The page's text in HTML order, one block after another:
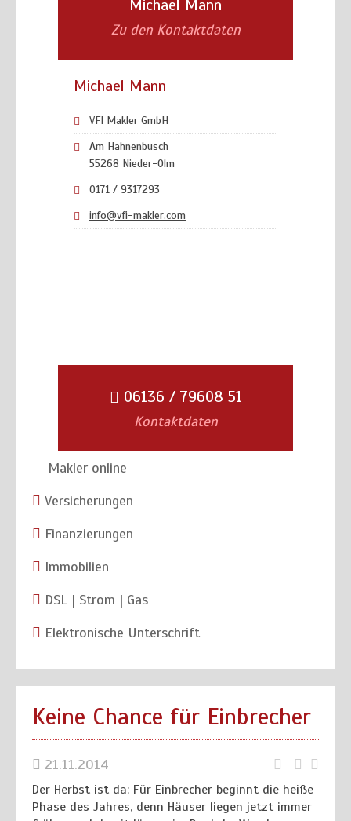
Michael Mann
Zu den Kontaktdaten
Michael Mann
VFI Makler GmbH
Am Hahnenbusch
55268 Nieder-Olm
0171 / 9317293
info@vfi-makler.com
06136 / 79608 51
Kontaktdaten
Makler online
Versicherungen
Finanzierungen
Immobilien
DSL | Strom | Gas
Elektronische Unterschrift
Keine Chance für Einbrecher
21.11.2014
Der Herbst ist da: Für Einbrecher beginnt die heiße
Phase des Jahres, denn Häuser liegen jetzt immer